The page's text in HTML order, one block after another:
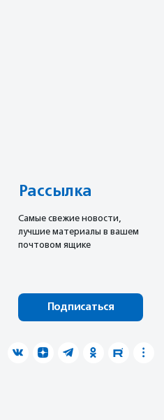
Рассылка
Cамые свежие новости,
лучшие материалы в вашем
почтовом ящике
Подписаться